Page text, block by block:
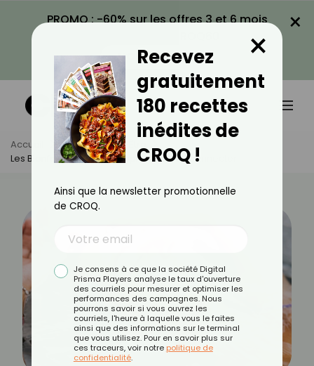
PROMO : -60% sur les offres 3 et 6 mois
VOIR LA PROMO
×
Accueil Actus
Bien-Être
Les Bienfaits De L’aqua-Sophro Pour Déconnecter
Recevez
gratuitement
180 recettes
inédites de
CROQ !
×
Ainsi que la newsletter promotionnelle
de CROQ.
Je consens à ce que la société Digital
Prisma Players analyse le taux d'ouverture
des courriels pour mesurer et optimiser les
performances des campagnes. Nous
pourrons savoir si vous ouvrez les
courriels, l'heure à laquelle vous le faites
ainsi que des informations sur le terminal
que vous utilisez. Pour en savoir plus sur
ces traceurs, voir notre politique de
confidentialité.